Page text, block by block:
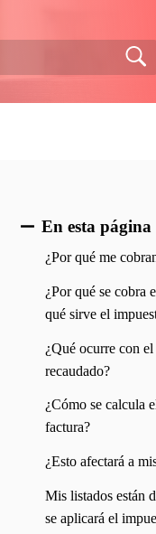
En esta página
¿Por qué me
¿Por qué se cobra
qué sirve el
¿Qué ocurre con
recaudado?
¿Cómo se calcula
factura?
¿Esto afectará a
Mis listados están
se aplicará el